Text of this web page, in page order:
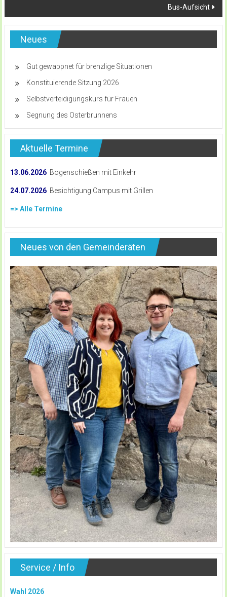
Bus-Aufsicht
Neues
Gut gewappnet für brenzlige Situationen
Konstituierende Sitzung 2026
Selbstverteidigungskurs für Frauen
Segnung des Osterbrunnens
Aktuelle Termine
13.06.2026 Bogenschießen mit Einkehr
24.07.2026 Besichtigung Campus mit Grillen
=> Alle Termine
Neues von den Gemeinderäten
Service / Info
Wahl 2026